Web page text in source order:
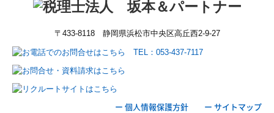
〒433-8118 静岡県浜松市中央区高丘西2-9-27
ー 個人情報保護方針 ー サイトマップ